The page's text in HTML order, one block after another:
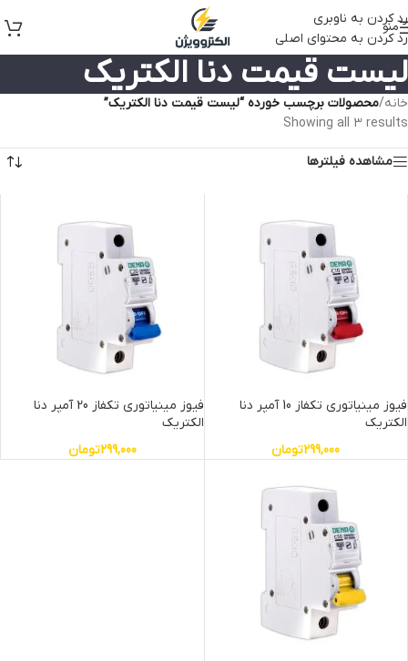
رد کردن به ناوبری
رد کردن به محتوای اصلی
منو
لیست قیمت دنا الکتریک
خانه/محصولات برچسب خورده “لیست قیمت دنا الکتریک”
Showing all 3 results
مشاهده فیلترها
فیوز مینیاتوری تکفاز 10 آمپر دنا
الکتریک
299,000تومان
فیوز مینیاتوری تکفاز 20 آمپر دنا
الکتریک
299,000تومان